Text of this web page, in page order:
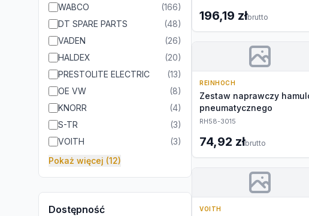
WABCO
(166)
DT SPARE PARTS
(48)
VADEN
(26)
HALDEX
(20)
PRESTOLITE ELECTRIC
(13)
OE VW
(8)
KNORR
(4)
S-TR
(3)
VOITH
(3)
Pokaż więcej (12)
Dostępność
196,19 złbrutto
REINHOCH
Zestaw naprawczy
pneumatycznego
RH58-3015
74,92 złbrutto
VOITH